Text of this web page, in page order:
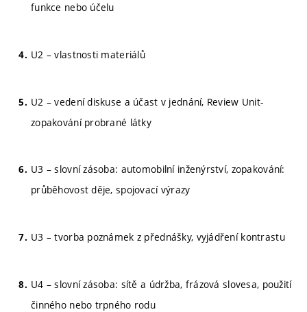
funkce nebo účelu
U2 – vlastnosti materiálů
U2 – vedení diskuse a účast v jednání, Review Unit-
zopakování probrané látky
U3 – slovní zásoba: automobilní inženýrství, zopakování:
průběhovost děje, spojovací výrazy
U3 – tvorba poznámek z přednášky, vyjádření kontrastu
U4 – slovní zásoba: sítě a údržba, frázová slovesa, použití
činného nebo trpného rodu